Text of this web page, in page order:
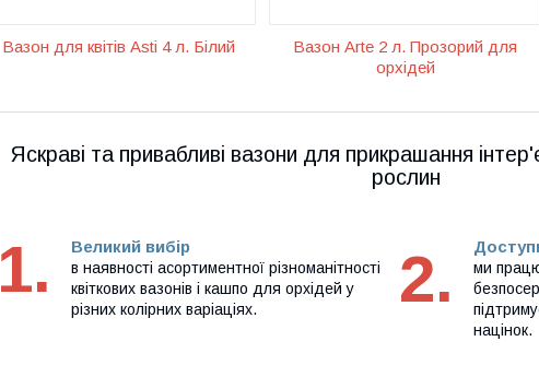
Вазон для квітів Asti 4 л. Білий
Вазон Arte 2 л. Прозорий для
орхідей
Яскраві та привабливі вазони для прикрашання
рослин
1. Великий вибір
в наявності асортиментної різноманітності
квіткових вазонів і кашпо для орхідей у
різних колірних варіаціях.
2.
ми
націнок.